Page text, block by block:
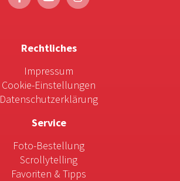
Rechtliches
Impressum
Cookie-Einstellungen
Datenschutzerklärung
Service
Foto-Bestellung
Scrollytelling
Favoriten & Tipps